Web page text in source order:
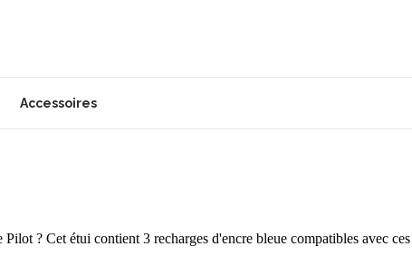
Accessoires
? Cet étui contient 3 recharges d'encre bleue compatibles avec ces